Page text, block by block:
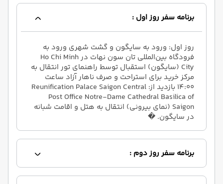
برنامه سفر روز اول :
روز اول: ورود به سایگون و گشت شهری ورود به
فرودگاه بین‌المللی تان سون نهات در Ho Chi Minh
City (سایگون) استقبال توسط راهنمای تور انتقال به
مرکز خرید برای استراحت و صرف ناهار آزاد ساعت
۱۴:۰۰ بازدید از: Reunification Palace Saigon Central
Post Office Notre-Dame Cathedral Basilica of
Saigon (نمای بیرونی) انتقال به هتل و اقامت شبانه
در سایگون. �
برنامه سفر روز دوم :